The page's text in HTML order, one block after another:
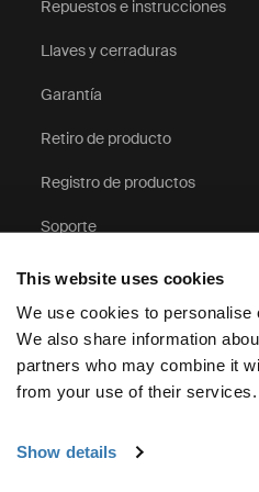
This website uses cookies
We use cookies to
We also share information
partners who may combine it
from your use of their services.
Show details
Repuestos e instrucciones
Llaves y cerraduras
Garantía
Retiro de producto
Registro de productos
Soporte
reservados